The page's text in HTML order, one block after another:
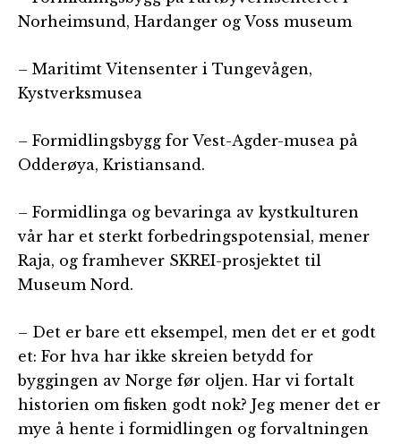
Norheimsund, Hardanger og Voss museum
– Maritimt Vitensenter i Tungevågen,
Kystverksmusea
– Formidlingsbygg for Vest-Agder-musea på
Odderøya, Kristiansand.
– Formidlinga og bevaringa av kystkulturen
vår har et sterkt forbedringspotensial, mener
Raja, og framhever SKREI-prosjektet til
Museum Nord.
– Det er bare ett eksempel, men det er et godt
et: For hva har ikke skreien betydd for
byggingen av Norge før oljen. Har vi fortalt
historien om fisken godt nok? Jeg mener det er
mye å hente i formidlingen og forvaltningen